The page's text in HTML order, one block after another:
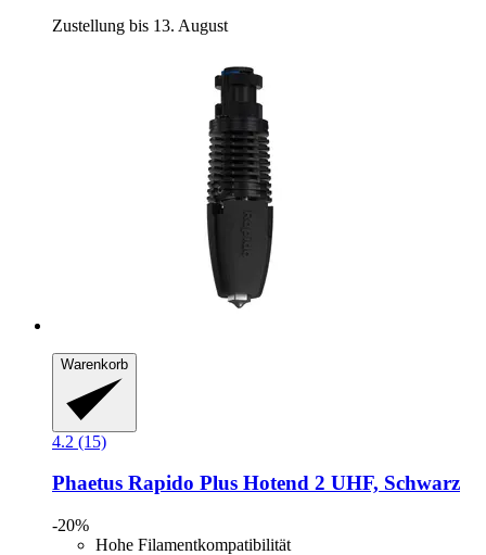
Zustellung bis 13. August
Warenkorb
4.2 (15)
Phaetus Rapido Plus Hotend 2 UHF, Schwarz
-20%
Hohe Filamentkompatibilität